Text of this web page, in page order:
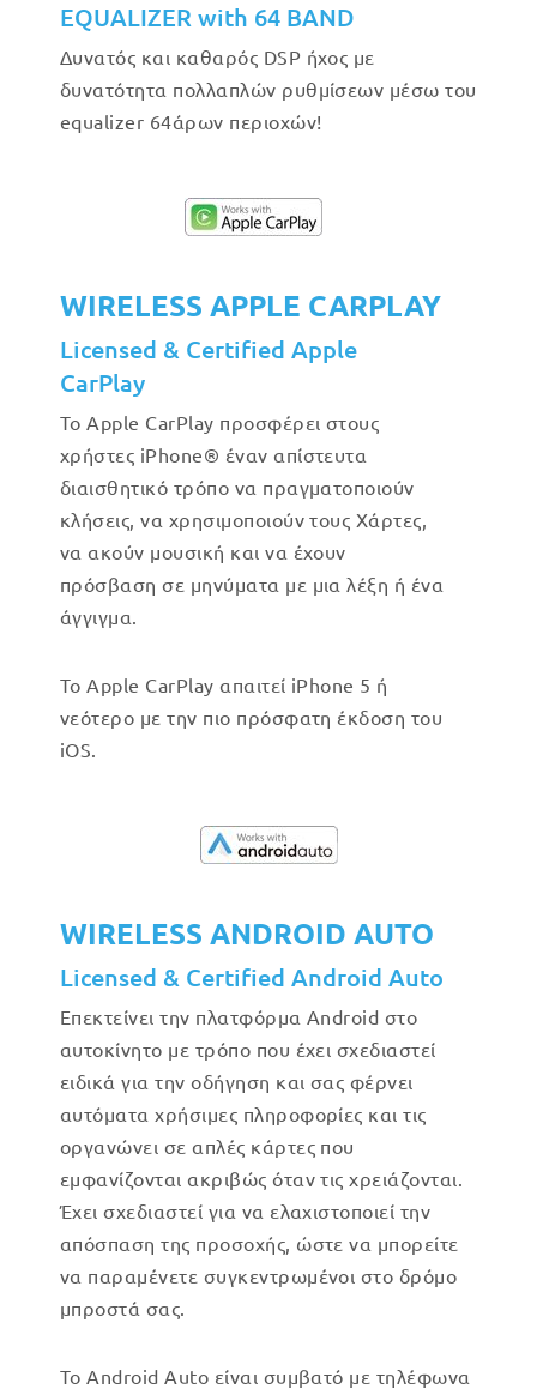
EQUALIZER with 64 BAND
Δυνατός και καθαρός DSP ήχος με
δυνατότητα πολλαπλών ρυθμίσεων μέσω του
equalizer 64άρων περιοχών!
WIRELESS APPLE CARPLAY
Licensed & Certified Apple
CarPlay
Το Apple CarPlay προσφέρει στους
χρήστες iPhone® έναν απίστευτα
διαισθητικό τρόπο να πραγματοποιούν
κλήσεις, να χρησιμοποιούν τους Χάρτες,
να ακούν μουσική και να έχουν
πρόσβαση σε μηνύματα με μια λέξη ή ένα
άγγιγμα.
Το Apple CarPlay απαιτεί iPhone 5 ή
νεότερο με την πιο πρόσφατη έκδοση του
iOS.
WIRELESS ANDROID AUTO
Licensed & Certified Android Auto
Επεκτείνει την πλατφόρμα Android στο
αυτοκίνητο με τρόπο που έχει σχεδιαστεί
ειδικά για την οδήγηση και σας φέρνει
αυτόματα χρήσιμες πληροφορίες και τις
οργανώνει σε απλές κάρτες που
εμφανίζονται ακριβώς όταν τις χρειάζονται.
Έχει σχεδιαστεί για να ελαχιστοποιεί την
απόσπαση της προσοχής, ώστε να μπορείτε
να παραμένετε συγκεντρωμένοι στο δρόμο
μπροστά σας.
Το Android Auto είναι συμβατό με τηλέφωνα